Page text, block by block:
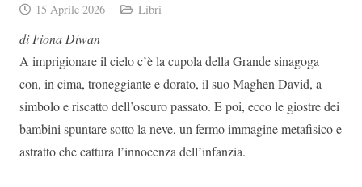
15 Aprile 2026 Libri
di Fiona Diwan
A imprigionare il cielo c’è la cupola della Grande sinagoga
con, in cima, troneggiante e dorato, il suo Maghen David, a
simbolo e riscatto dell’oscuro passato. E poi, ecco le giostre dei
bambini spuntare sotto la neve, un fermo immagine metafisico e
astratto che cattura l’innocenza dell’infanzia.